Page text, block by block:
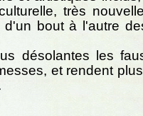
très
d'un bout à l'autre
désolantes les
et rendent